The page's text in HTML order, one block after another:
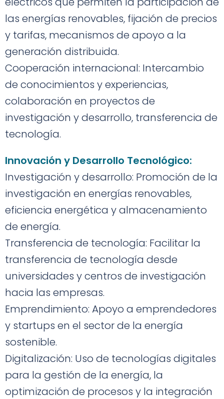
las energías renovables, fijación de precios
y tarifas, mecanismos de apoyo a la
generación distribuida.
Cooperación internacional: Intercambio
de conocimientos y experiencias,
colaboración en proyectos de
investigación y desarrollo, transferencia de
tecnología.
Innovación y Desarrollo Tecnológico:
Investigación y desarrollo: Promoción de la
investigación en energías renovables,
eficiencia energética y almacenamiento
de energía.
Transferencia de tecnología: Facilitar la
transferencia de tecnología desde
universidades y centros de investigación
hacia las empresas.
Emprendimiento: Apoyo a emprendedores
y startups en el sector de la energía
sostenible.
Digitalización: Uso de tecnologías digitales
para la gestión de la energía, la
optimización de procesos y la integración